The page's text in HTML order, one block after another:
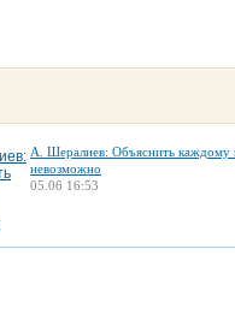
А. Шералиев: Объяснить каждому
невозможно
05.06 16:53